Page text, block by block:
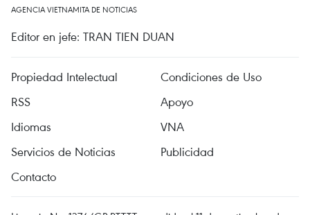
AGENCIA VIETNAMITA DE NOTICIAS
Editor en jefe: TRAN TIEN DUAN
Propiedad Intelectual
Condiciones de Uso
RSS
Apoyo
Idiomas
VNA
Servicios de Noticias
Publicidad
Contacto